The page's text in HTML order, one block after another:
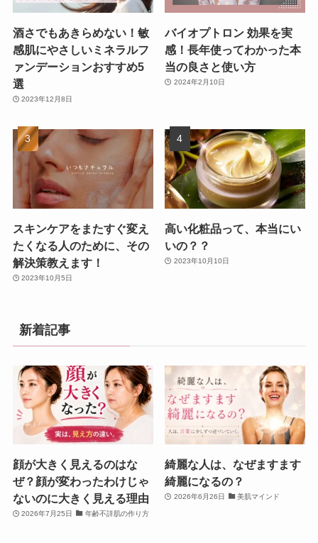
酒さでもあきらめない！敏
感肌にやさしいミネラルフ
ァンデーションおすすめ5
選
2023年12月8日
バイオプトロン 効果を実
感！長年使ってわかった本
当の良さと使い方
2024年2月10日
スキンケアをまたすぐ変え
たくなる人のために、その
解決策教えます！
2023年10月5日
高い化粧品って、本当にい
いの？？
2023年10月10日
新着記事
顔が大きく見えるのはな
ぜ？顔が変わったわけじゃ
ないのに大きく見える理由
2026年7月25日 年齢不詳肌の作り方
綺麗な人は、なぜますます
綺麗になるの？
2026年6月26日 美肌マインド